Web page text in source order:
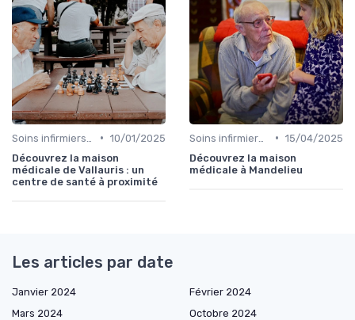
• 10/01/2025
Découvrez la maison
médicale de Vallauris : un
centre de santé à proximité
• 15/04/2025
Découvrez la maison
médicale à Mandelieu
Les articles par date
Janvier 2024
Février 2024
Mars 2024
Octobre 2024